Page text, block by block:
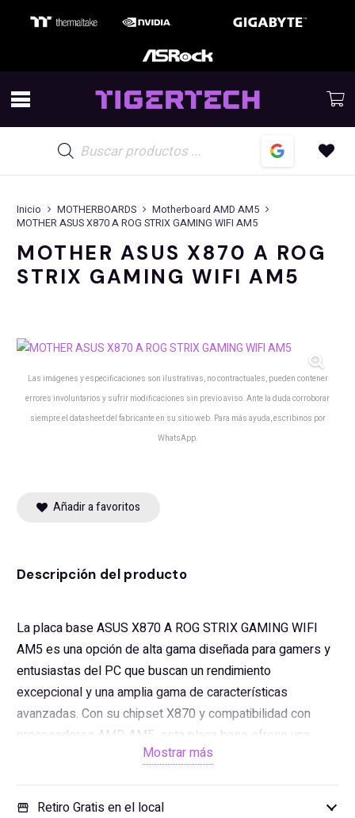
de
productos
Inicio MOTHERBOARDS
Motherboard AMD AM5
MOTHER ASUS X870 A ROG STRIX GAMING WIFI AM5
MOTHER ASUS X870 A ROG
STRIX GAMING WIFI AM5
Las imágenes y especificaciones son ilustrativas, no contractuales, pueden contener
errores involuntarios y sufrir modificaciones sin previo aviso. Ante la duda corroborar
siempre el datasheet del fabricante en su sitio web. Para más ayuda, escribinos por
WhatsApp.
Añadir a favoritos
Descripción del producto
La placa base ASUS X870 A ROG STRIX GAMING WIFI
AM5 es una opción de alta gama diseñada para gamers y
entusiastas del PC que buscan un rendimiento
excepcional y una amplia gama de características
avanzadas. Con su chipset X870 y compatibilidad con
procesadores AMD AM5, esta placa base ofrece una
base sólida para construir un sistema de juego potente.
Mostrar más
storefront Retiro Gratis en el local